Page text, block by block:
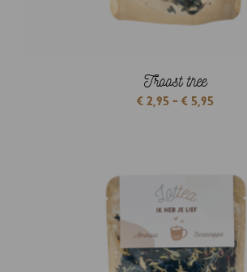
Troost thee
€ 2,95 - € 5,95